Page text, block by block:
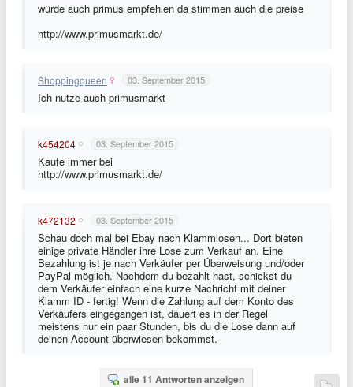
würde auch primus empfehlen da stimmen auch die preise
http://www.primusmarkt.de/
Shoppingqueen 03. September 2015
Ich nutze auch primusmarkt
k454204 03. September 2015
Kaufe immer bei
http://www.primusmarkt.de/
k472132 03. September 2015
Schau doch mal bei Ebay nach Klammlosen... Dort bieten
einige private Händler ihre Lose zum Verkauf an. Eine
Bezahlung ist je nach Verkäufer per Überweisung und/oder
PayPal möglich. Nachdem du bezahlt hast, schickst du
dem Verkäufer einfach eine kurze Nachricht mit deiner
Klamm ID - fertig! Wenn die Zahlung auf dem Konto des
Verkäufers eingegangen ist, dauert es in der Regel
meistens nur ein paar Stunden, bis du die Lose dann auf
deinen Account überwiesen bekommst.
alle 11 Antworten anzeigen